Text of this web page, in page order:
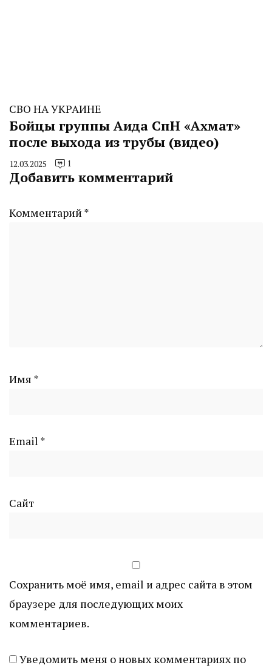
СВО НА УКРАИНЕ
Бойцы группы Аида СпН «Ахмат»
после выхода из трубы (видео)
By
CHELINDUSTRY
12.03.2025 1
Добавить комментарий
Комментарий *
Имя *
Email *
Сайт
Сохранить моё имя, email и адрес сайта в этом
браузере для последующих моих
комментариев.
Уведомить меня о новых комментариях по